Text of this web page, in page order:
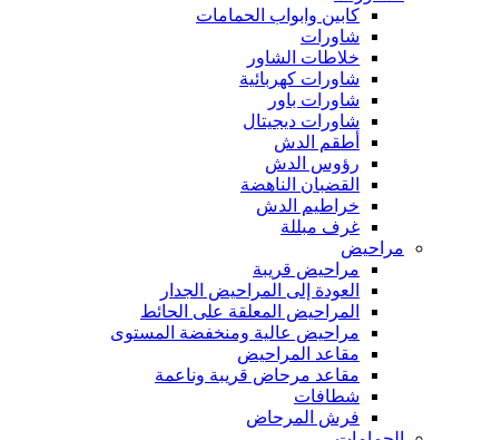
كابين وابواب الحمامات
شاورات
خلاطات الشاور
شاورات كهربائية
شاورات باور
شاورات ديجيتال
أطقم الدش
رؤوس الدش
القضبان الناهضة
خراطيم الدش
غرف مبللة
مراحيض
مراحيض قريبة
العودة إلى المراحيض الجدار
المراحيض المعلقة على الحائط
مراحيض عالية ومنخفضة المستوى
مقاعد المراحيض
مقاعد مرحاض قريبة وناعمة
شطافات
فرش المرحاض